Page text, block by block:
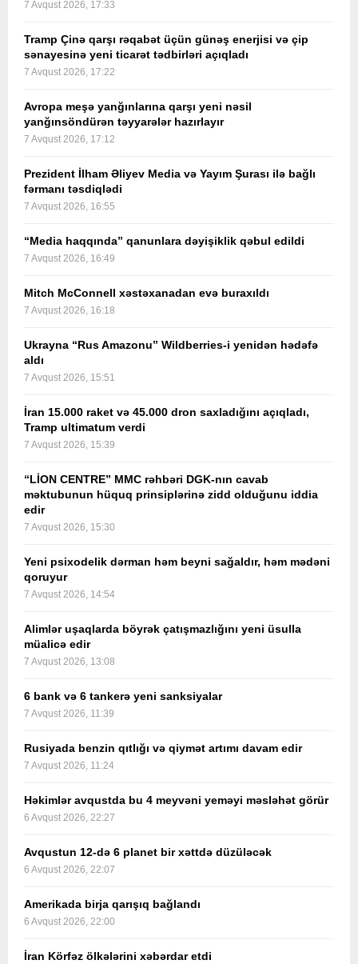
7 Avqust 2026, 17:33
Tramp Çinə qarşı rəqabət üçün günəş enerjisi və çip
sənayesinə yeni ticarət tədbirləri açıqladı
7 Avqust 2026, 17:22
Avropa meşə yanğınlarına qarşı yeni nəsil
yanğınsöndürən təyyarələr hazırlayır
7 Avqust 2026, 17:12
Prezident İlham Əliyev Media və Yayım Şurası ilə bağlı
fərmanı təsdiqlədi
7 Avqust 2026, 16:55
“Media haqqında” qanunlara dəyişiklik qəbul edildi
7 Avqust 2026, 16:49
Mitch McConnell xəstəxanadan evə buraxıldı
7 Avqust 2026, 16:18
Ukrayna “Rus Amazonu” Wildberries-i yenidən hədəfə
aldı
7 Avqust 2026, 15:51
İran 15.000 raket və 45.000 dron saxladığını açıqladı,
Tramp ultimatum verdi
7 Avqust 2026, 15:39
“LİON CENTRE” MMC rəhbəri DGK-nın cavab
məktubunun hüquq prinsiplərinə zidd olduğunu iddia
edir
7 Avqust 2026, 15:30
Yeni psixodelik dərman həm beyni sağaldır, həm mədəni
qoruyur
7 Avqust 2026, 14:54
Alimlər uşaqlarda böyrək çatışmazlığını yeni üsulla
müalicə edir
7 Avqust 2026, 13:08
6 bank və 6 tankerə yeni sanksiyalar
7 Avqust 2026, 11:39
Rusiyada benzin qıtlığı və qiymət artımı davam edir
7 Avqust 2026, 11:24
Həkimlər avqustda bu 4 meyvəni yeməyi məsləhət görür
6 Avqust 2026, 22:27
Avqustun 12-də 6 planet bir xəttdə düzüləcək
6 Avqust 2026, 22:07
Amerikada birja qarışıq bağlandı
6 Avqust 2026, 22:00
İran Körfəz ölkələrini xəbərdar etdi